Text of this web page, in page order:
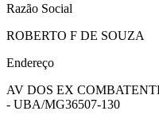
Razão Social
ROBERTO F DE SOUZA
Endereço
AV DOS EX
- UBA/MG36507-130